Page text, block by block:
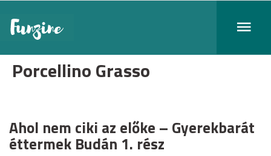
Porcellino Grasso
Ahol nem ciki az előke – Gyerekbarát
éttermek Budán 1. rész